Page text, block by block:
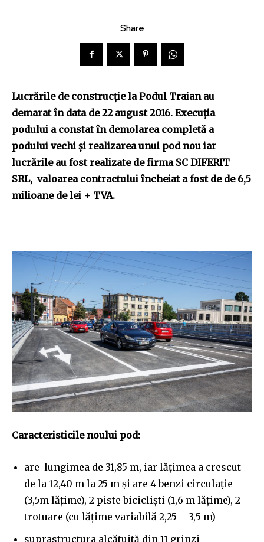
Share
Lucrările de construcție la Podul Traian au
demarat în data de 22 august 2016. Execuția
podului a constat în demolarea completă a
podului vechi și realizarea unui pod nou iar
lucrările au fost realizate de firma SC DIFERIT
SRL, valoarea contractului încheiat a fost de de 6,5
milioane de lei + TVA.
Caracteristicile noului pod:
are lungimea de 31,85 m, iar lățimea a crescut
de la 12,40 m la 25 m și are 4 benzi circulație
(3,5m lățime), 2 piste bicicliști (1,6 m lățime), 2
trotuare (cu lățime variabilă 2,25 – 3,5 m)
suprastructura alcătuită din 11 grinzi